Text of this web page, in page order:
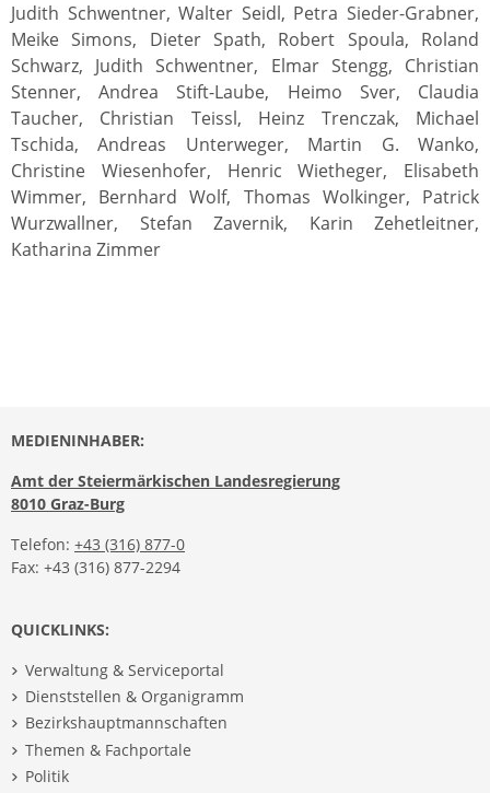
Judith Schwentner, Walter Seidl, Petra Sieder-Grabner,
Meike Simons, Dieter Spath, Robert Spoula, Roland
Schwarz, Judith Schwentner, Elmar Stengg, Christian
Stenner, Andrea Stift-Laube, Heimo Sver, Claudia
Taucher, Christian Teissl, Heinz Trenczak, Michael
Tschida, Andreas Unterweger, Martin G. Wanko,
Christine Wiesenhofer, Henric Wietheger, Elisabeth
Wimmer, Bernhard Wolf, Thomas Wolkinger, Patrick
Wurzwallner, Stefan Zavernik, Karin Zehetleitner,
Katharina Zimmer
MEDIENINHABER:
Amt der Steiermärkischen Landesregierung
8010 Graz-Burg
Telefon: +43 (316) 877-0
Fax: +43 (316) 877-2294
QUICKLINKS:
Verwaltung & Serviceportal
Dienststellen & Organigramm
Bezirkshauptmannschaften
Themen & Fachportale
Politik